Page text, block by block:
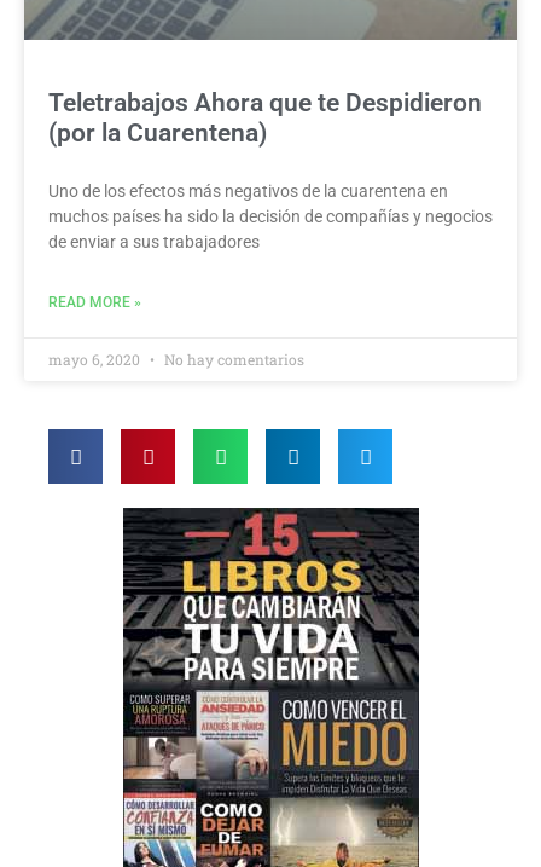
Teletrabajos Ahora que te Despidieron
(por la Cuarentena)
Uno de los efectos más negativos de la cuarentena en
muchos países ha sido la decisión de compañías y negocios
de enviar a sus trabajadores
READ MORE »
mayo 6, 2020 No hay comentarios